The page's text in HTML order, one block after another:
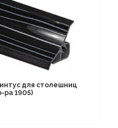
для столешниц
ра 1905)